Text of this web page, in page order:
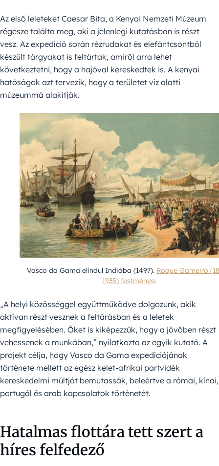
Az első leleteket Caesar Bita, a Kenyai Nemzeti Múzeum
régésze találta meg, aki a jelenlegi kutatásban is részt
vesz. Az expedíció során rézrudakat és elefántcsontból
készült tárgyakat is feltártak, amiről arra lehet
következtetni, hogy a hajóval kereskedtek is. A kenyai
hatóságok azt tervezik, hogy a területet víz alatti
múzeummá alakítják.
Vasco da Gama elindul Indiába (1497). Roque Gameiro
1935) festménye.
„A helyi közösséggel együttműködve dolgozunk, akik
aktívan részt vesznek a feltárásban és a leletek
megfigyelésében. Őket is kiképezzük, hogy a jövőben részt
vehessenek a munkában,” nyilatkozta az egyik kutató. A
projekt célja, hogy Vasco da Gama expedíciójának
története mellett az egész kelet-afrikai partvidék
kereskedelmi múltját bemutassák, beleértve a római, kínai,
portugál és arab kapcsolatok történetét.
Hatalmas flottára tett szert a
híres felfedező